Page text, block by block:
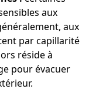
aux
aux
par capillarité
réside à
pour évacuer